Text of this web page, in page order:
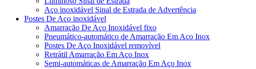
Aço inoxidável Sinal de Estrada de Advertência
Postes De Aço inoxidável
Amarração De Aço Inoxidável fixo
Pneumático-automático de Amarração Em Aço Inox
Postes De Aço Inoxidável removível
Retrátil Amarração Em Aço Inox
Semi-automáticas de Amarração Em Aço Inox